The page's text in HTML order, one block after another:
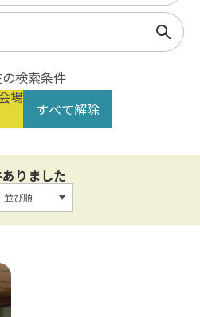
検索
検索条件
場
すべて解除
りました
並び順